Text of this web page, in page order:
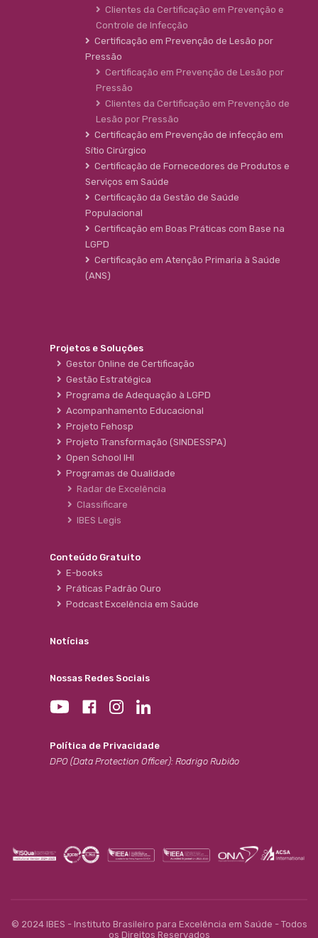
Clientes da Certificação em Prevenção e
Controle de Infecção
Certificação em Prevenção de Lesão por
Pressão
Certificação em Prevenção de Lesão por
Pressão
Clientes da Certificação em Prevenção de
Lesão por Pressão
Certificação em Prevenção de infecção em
Sítio Cirúrgico
Certificação de Fornecedores de Produtos e
Serviços em Saúde
Certificação da Gestão de Saúde
Populacional
Certificação em Boas Práticas com Base na
LGPD
Certificação em Atenção Primaria à Saúde
(ANS)
Projetos e Soluções
Gestor Online de Certificação
Gestão Estratégica
Programa de Adequação à LGPD
Acompanhamento Educacional
Projeto Fehosp
Projeto Transformação (SINDESSPA)
Open School IHI
Programas de Qualidade
Radar de Excelência
Classificare
IBES Legis
Conteúdo Gratuito
E-books
Práticas Padrão Ouro
Podcast Excelência em Saúde
Notícias
Nossas Redes Sociais
Política de Privacidade
DPO (Data Protection Officer): Rodrigo Rubião
© 2024 IBES - Instituto Brasileiro para Excelência em Saúde - Todos
os Direitos Reservados